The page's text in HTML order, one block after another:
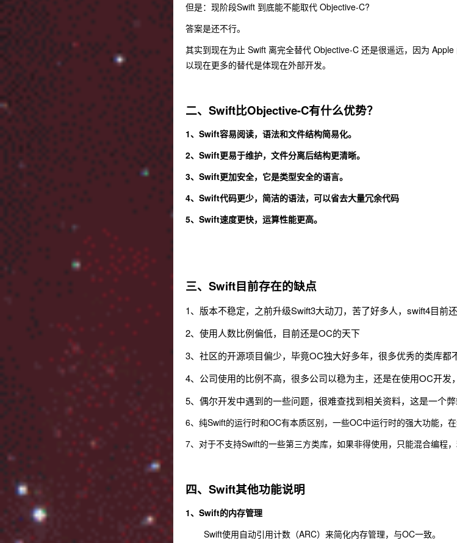
但是：现阶段Swift 到底能不能取代 Objective-C?
答案是还不行。
其实到现在为止 Swift 离完全替代 Objective-C 还是很遥远，因为
以现在更多的替代是体现在外部开发。
二、Swift比Objective-C有什么优势？
1、Swift容易阅读，语法和文件结构简易化。
2、Swift更易于维护，文件分离后结构更清晰。
3、Swift更加安全，它是类型安全的语言。
4、Swift代码更少，简洁的语法，可以省去大量冗余代码
5、Swift速度更快，运算性能更高。
三、Swift目前存在的缺点
1、版本不稳定，之前升级Swift3大动刀，苦了好多人，swift4目前
2、使用人数比例偏低，目前还是OC的天下
3、社区的开源项目偏少，毕竟OC独大好多年，很多优秀的类库
4、公司使用的比例不高，很多公司以稳为主，还是在使用OC开发
5、偶尔开发中遇到的一些问题，很难查找到相关资料，这是一个弊
6、纯Swift的运行时和OC有本质区别，一些OC中运行时的强大功能，在
7、对于不支持Swift的一些第三方类库，如果非得使用，只能混合编程，
四、Swift其他功能说明
1、Swift的内存管理
Swift使用自动引用计数（ARC）来简化内存管理，与OC一致。